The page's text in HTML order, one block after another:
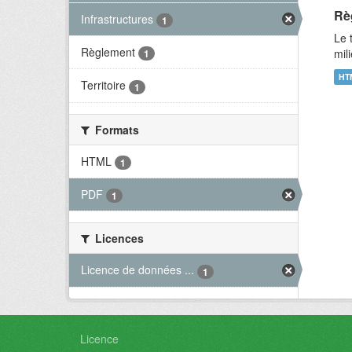
Infrastructures 1
Règlement 1
Territoire 1
Formats
HTML
1
PDF 1
Licences
Licence de données ...
1
Le
Licence